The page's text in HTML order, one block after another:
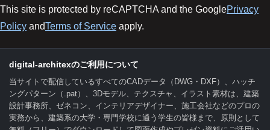
This site is protected by reCAPTCHA and the GooglePrivacy
Policy andTerms of Service apply.
digital-architexのご利用について
当サイトで配信しているすべてのCADデータ（DWG・DXF）、ハッチ
ングパターン（.pat）、3Dモデル、テクスチャ、イラスト素材は、建築
設計事務所、ゼネコン、インテリアデザイナー、施工会社などのプロの
実務から、建築系の大学・専門学校に通う学生の皆様まで、原則として